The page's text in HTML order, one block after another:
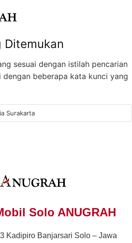
Ditemukan
sesuai dengan istilah pencarian
dengan beberapa kata kunci yang
Solo ANUGRAH
Kadipiro Banjarsari Solo – Jawa